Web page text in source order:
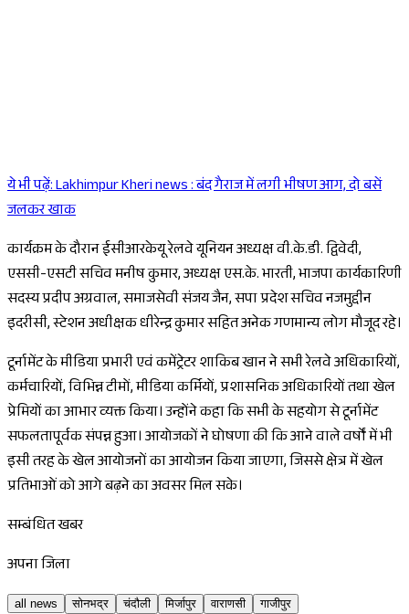
Sponsored
ये भी पढ़ें:Lakhimpur Kheri news : बंद गैराज में लगी भीषण आग, दो बसें
जलकर खाक
कार्यक्रम के दौरान ईसीआरकेयू रेलवे यूनियन अध्यक्ष वी.के.डी. द्विवेदी,
एससी-एसटी सचिव मनीष कुमार, अध्यक्ष एस.के. भारती, भाजपा कार्यकारिणी
सदस्य प्रदीप अग्रवाल, समाजसेवी संजय जैन, सपा प्रदेश सचिव नजमुद्दीन
इदरीसी, स्टेशन अधीक्षक धीरेन्द्र कुमार सहित अनेक गणमान्य लोग मौजूद रहे।
टूर्नामेंट के मीडिया प्रभारी एवं कमेंट्रेटर शाकिब खान ने सभी रेलवे अधिकारियों,
कर्मचारियों, विभिन्न टीमों, मीडिया कर्मियों, प्रशासनिक अधिकारियों तथा खेल
प्रेमियों का आभार व्यक्त किया। उन्होंने कहा कि सभी के सहयोग से टूर्नामेंट
सफलतापूर्वक संपन्न हुआ। आयोजकों ने घोषणा की कि आने वाले वर्षों में भी
इसी तरह के खेल आयोजनों का आयोजन किया जाएगा, जिससे क्षेत्र में खेल
प्रतिभाओं को आगे बढ़ने का अवसर मिल सके।
सम्बंधित खबर
अपना जिला
all news सोनभद्र चंदौली मिर्जापुर वाराणसी
गाजीपुर